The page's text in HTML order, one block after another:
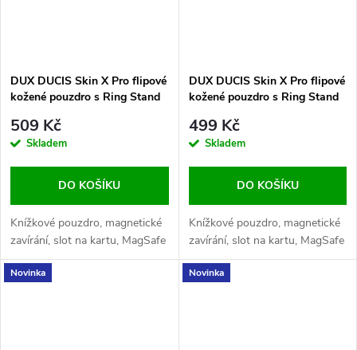
DUX DUCIS Skin X Pro flipové
kožené pouzdro s Ring Stand
509 Kč
Skladem
DO KOŠÍKU
Knížkové pouzdro, magnetické
zavírání, slot na kartu, MagSafe
DUX DUCIS Skin X Pro flipové
kožené pouzdro s Ring Stand
499 Kč
Skladem
DO KOŠÍKU
Knížkové pouzdro, magnetické
zavírání, slot na kartu, MagSafe
Novinka Novinka